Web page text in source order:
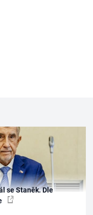
se Staněk. Dle